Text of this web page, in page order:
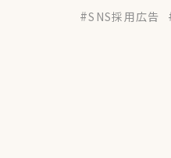
SNS採用広告